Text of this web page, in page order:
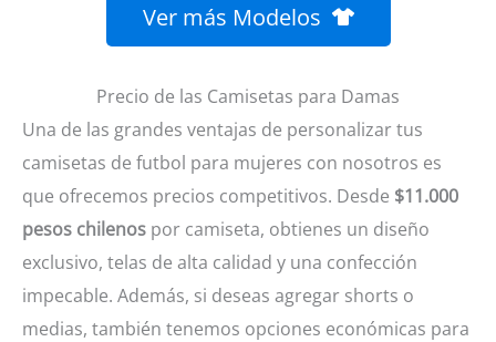
Ver más Modelos
Precio de las Camisetas para Damas
Una de las grandes ventajas de personalizar tus
camisetas de futbol para mujeres con nosotros es
que ofrecemos precios competitivos. Desde $11.000
pesos chilenos por camiseta, obtienes un diseño
exclusivo, telas de alta calidad y una confección
impecable. Además, si deseas agregar shorts o
medias, también tenemos opciones económicas para